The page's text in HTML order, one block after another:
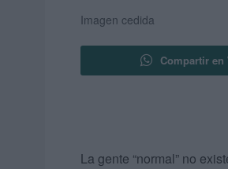
Imagen cedida
Compartir en
La gente “normal” no